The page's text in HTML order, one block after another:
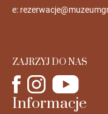
e:
ZAJRZYJ DO NAS
Informacje